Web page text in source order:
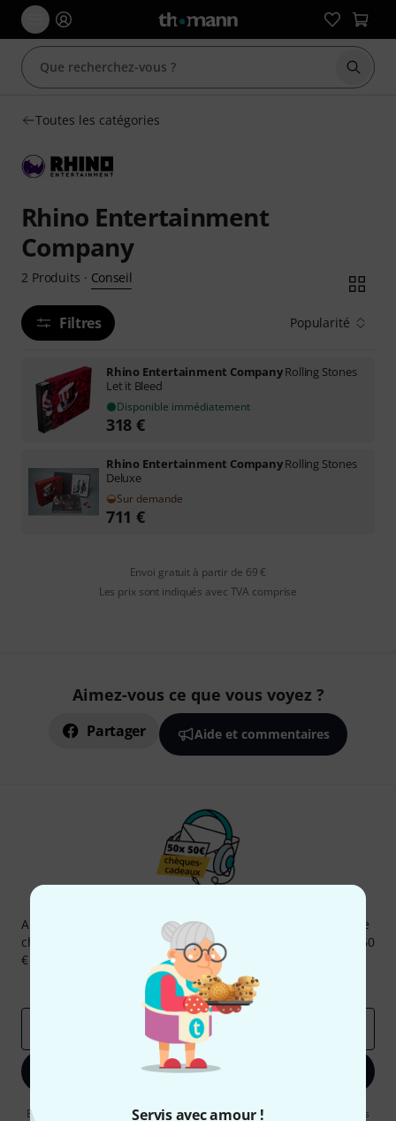
Servis avec amour !
Toutes les catégories
Rhino Entertainment
Company
2 Produits · Conseil
Filtres Popularité
Rhino Entertainment CompanyRolling Stones
Let it Bleed
Disponible immédiatement
318 €
Rhino Entertainment CompanyRolling Stones
Deluxe
Sur demande
711 €
Envoi gratuit à partir de 69 €
Les prix sont indiqués avec TVA comprise
Aimez-vous ce que vous voyez ?
Partager Aide et commentaires
Abonnez-vous à la newsletter Thomann et, avec un peu de
chance, gagnez l'un des 50 bons d'achat d'une valeur de 50
€ chacun!
Articles inspirants
Deals Aperçus Thomann
S'inscrire maintenant
En cliquant sur "S'inscrire maintenant", vous acceptez de recevoir des